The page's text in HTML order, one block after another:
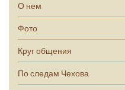
О нем
Фото
Круг общения
По следам Чехова